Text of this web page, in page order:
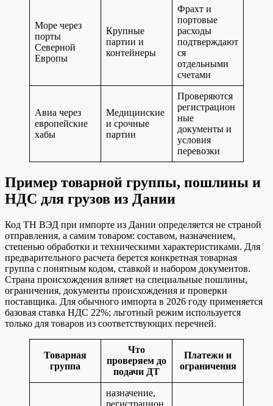
Море через
порты
Северной
Европы
Крупные
партии и
контейнеры
Фрахт и
портовые
расходы
подтверждают
ся
отдельными
счетами
Авиа через
европейские
хабы
Медицинские
и срочные
партии
Проверяются
регистрацион
ные
документы и
условия
перевозки
Пример товарной группы, пошлины и
НДС для грузов из Дании
Код ТН ВЭД при импорте из Дании определяется не страной
отправления, а самим товаром: составом, назначением,
степенью обработки и техническими характеристиками. Для
предварительного расчета берется конкретная товарная
группа с понятным кодом, ставкой и набором документов.
Страна происхождения влияет на специальные пошлины,
ограничения, документы происхождения и проверки
поставщика. Для обычного импорта в 2026 году применяется
базовая ставка НДС 22%; льготный режим используется
только для товаров из соответствующих перечней.
Товарная
группа
Что
проверяем до
подачи ДТ
Платежи и
ограничения
назначение,
регистрацион